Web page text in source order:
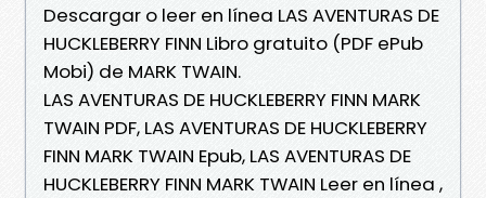
Descargar o leer en línea LAS AVENTURAS DE
HUCKLEBERRY FINN Libro gratuito (PDF ePub
Mobi) de MARK TWAIN.
LAS AVENTURAS DE HUCKLEBERRY FINN MARK
TWAIN PDF, LAS AVENTURAS DE HUCKLEBERRY
FINN MARK TWAIN Epub, LAS AVENTURAS DE
HUCKLEBERRY FINN MARK TWAIN Leer en línea ,